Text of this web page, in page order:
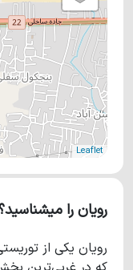
Leaflet
رویان را
رویان یکی از